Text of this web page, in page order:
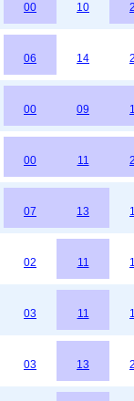
00 10
06 14
00 09
00 11
07 13
02 11
03 11
03 13